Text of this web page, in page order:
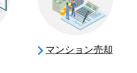
マンション売却